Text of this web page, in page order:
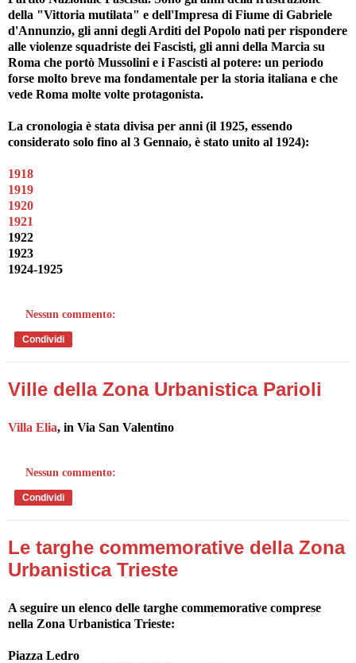
della "Vittoria mutilata" e dell'Impresa di Fiume di Gabriele
d'Annunzio, gli anni degli Arditi del Popolo nati per rispondere
alle violenze squadriste dei Fascisti, gli anni della Marcia su
Roma che portò Mussolini e i Fascisti al potere: un periodo
forse molto breve ma fondamentale per la storia italiana e che
vede Roma molte volte protagonista.
La cronologia è stata divisa per anni (il 1925, essendo
considerato solo fino al 3 Gennaio, è stato unito al 1924):
1918
1919
1920
1921
1922
1923
1924-1925
Nessun commento:
Condividi
Ville della Zona Urbanistica Parioli
Villa Elia, in Via San Valentino
Nessun commento:
Condividi
Le targhe commemorative della Zona
Urbanistica Trieste
A seguire un elenco delle targhe commemorative comprese
nella Zona Urbanistica Trieste:
Piazza Ledro